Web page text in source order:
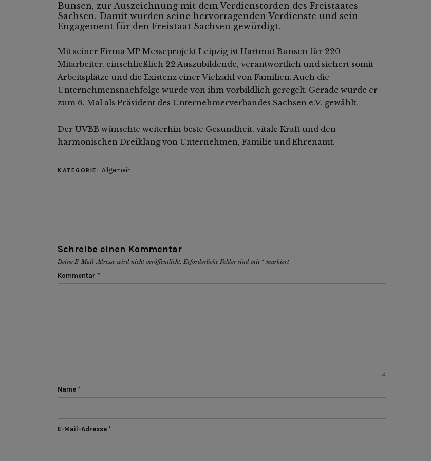
Bunsen, zur Auszeichnung mit dem Verdienstorden des Freistaates
Sachsen. Damit wurden seine hervorragenden Verdienste und sein
Engagement für den Freistaat Sachsen gewürdigt.
Mit seiner Firma MP Messeprojekt Leipzig ist Hartmut Bunsen für 220
Mitarbeiter, einschließlich 22 Auszubildende, verantwortlich und sichert somit
Arbeitsplätze und die Existenz einer Vielzahl von Familien. Auch die
Unternehmensnachfolge wurde von ihm vorbildlich geregelt. Gerade wurde er
zum 6. Mal als Präsident des Unternehmerverbandes Sachsen e.V. gewählt.
Der UVBB wünschte weiterhin beste Gesundheit, vitale Kraft und den
harmonischen Dreiklang von Unternehmen, Familie und Ehrenamt.
KATEGORIE: Allgemein
Schreibe einen Kommentar
Deine E-Mail-Adresse wird nicht veröffentlicht. Erforderliche Felder sind mit * markiert
Kommentar *
Name *
E-Mail-Adresse *